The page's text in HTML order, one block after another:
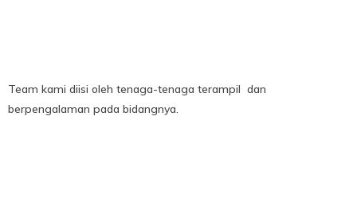
Team kami diisi oleh tenaga-tenaga terampil dan
berpengalaman pada bidangnya.